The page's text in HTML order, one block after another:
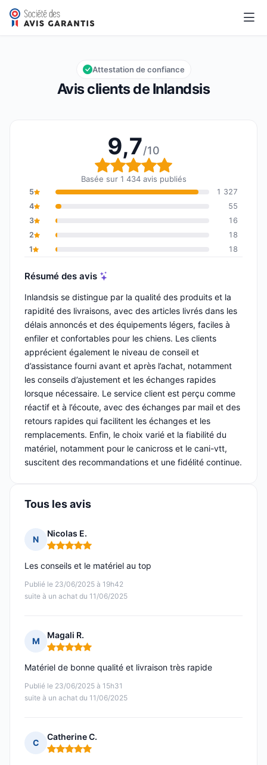
Inlandsis
Note globale : 9,7 sur 10
9,7/10
Avis clients de Inlandsis
Attestation de confiance
9,7/10
Note globale : 9,7 sur
Basée sur 1 434 avis publiés
5
1 327
4
55
3
16
2
18
1
18
Résumé des avis
Inlandsis se distingue par la qualité des produits et la
rapidité des livraisons, avec des articles livrés dans les
délais annoncés et des équipements légers, faciles à
enfiler et confortables pour les chiens. Les clients
apprécient également le niveau de conseil et
d’assistance fourni avant et après l’achat, notamment
les conseils d’ajustement et les échanges rapides
lorsque nécessaire. Le service client est perçu comme
réactif et à l’écoute, avec des échanges par mail et des
retours rapides qui facilitent les échanges et les
remplacements. Enfin, le choix varié et la fiabilité du
matériel, notamment pour le canicross et le cani-vtt,
suscitent des recommandations et une fidélité continue.
Tous les avis
N
Nicolas E.
Note : 5 sur 5
Publié le 23/06/2025 à 19h42
suite à un achat du 11/06/2025
Les conseils et le matériel au top
M
Magali R.
Note : 5 sur 5
Publié le 23/06/2025 à 15h31
suite à un achat du 11/06/2025
Matériel de bonne qualité et livraison très rapide
C
Catherine C.
Note : 5 sur 5